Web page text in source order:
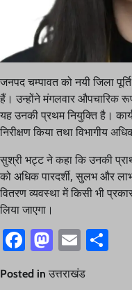
जनपद चम्पावत को नयी जिला
हैं। उन्होंने मंगलवार औपचारिक
यह उनकी प्रथम नियुक्ति है।
निरीक्षण किया तथा विभागीय
सुश्री भट्ट ने कहा कि उनकी
को अधिक पारदर्शी, सुलभ और
वितरण व्यवस्था में किसी भी
लिया जाएगा।
Facebook
Email
Posted in उत्तराखंड